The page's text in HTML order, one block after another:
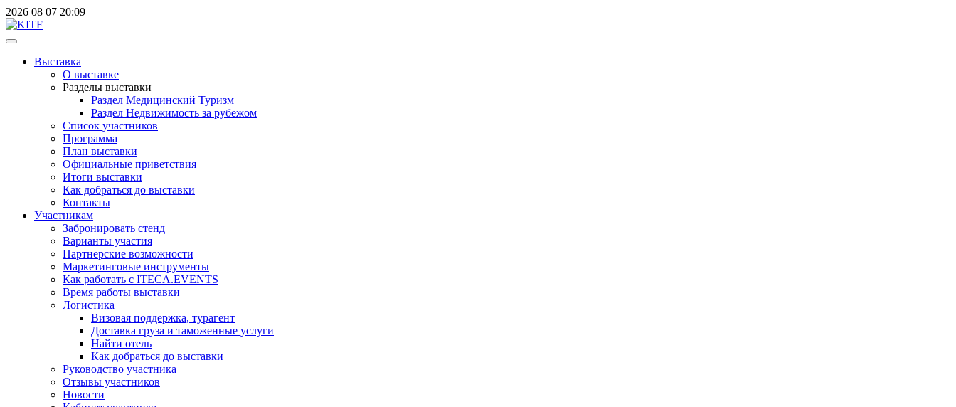
2026 08 07 20:09
Выставка
О выставке
Разделы выставки
Раздел Медицинский Туризм
Раздел Недвижимость за рубежом
Список участников
Программа
План выставки
Официальные приветствия
Итоги выставки
Как добраться до выставки
Контакты
Участникам
Забронировать стенд
Варианты участия
Партнерские возможности
Маркетинговые инструменты
Как работать с ITECA.EVENTS
Время работы выставки
Логистика
Визовая поддержка, турагент
Доставка груза и таможенные услуги
Найти отель
Как добраться до выставки
Руководство участника
Отзывы участников
Новости